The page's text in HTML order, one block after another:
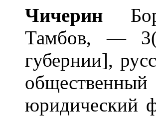
Чичерин
Тамбов, —
губернии],
юридический